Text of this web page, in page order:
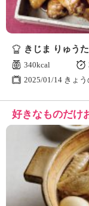
きじま りゅうた
340kcal
2025/01/14 きょ
好きなものだけ